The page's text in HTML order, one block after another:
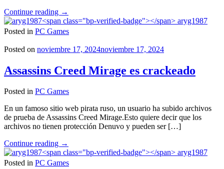
Continue reading "Los
mejores
lanzamientos
la
pasada"
→
aryg1987
Posted in PC Games
Posted on noviembre 17, 2024noviembre 17, 2024
Assassins Creed Mirage es crackeado
Posted in PC Games
En un famoso sitio web pirata ruso, un usuario ha subido archivos
de prueba de Assassins Creed Mirage.Esto quiere decir que los
archivos no tienen protección Denuvo y pueden ser […]
Continue reading "Assassins
Creed
Mirage
→
aryg1987
Posted in PC Games